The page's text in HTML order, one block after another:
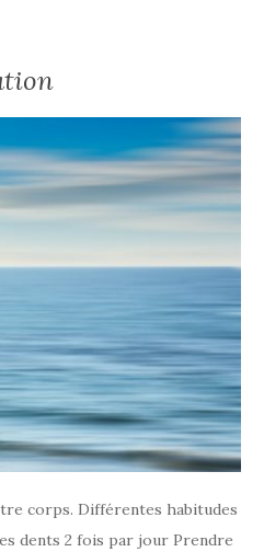
corps. Différentes habitudes
dents 2 fois par jour Prendre